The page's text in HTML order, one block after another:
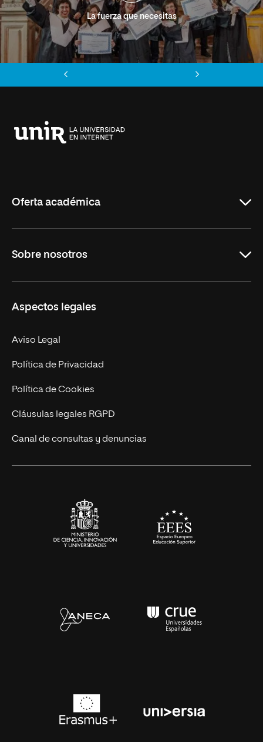
La fuerza que necesitas
Oferta académica
Másteres Oficiales
Másteres Propios
Doctorados
Experto Universitario
Postgrados
Cursos Universitarios
Sobre nosotros
Facultades
Nuestro Equipo
Trabaja en UNIR
Actualidad
UNIR Revista
Eventos
Aspectos legales
Aviso Legal
Política de Privacidad
Política de Cookies
Cláusulas legales RGPD
Canal de consultas y denuncias